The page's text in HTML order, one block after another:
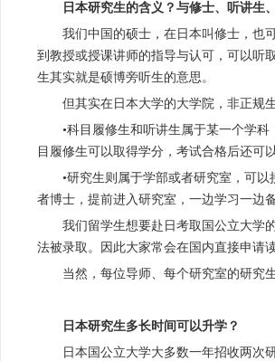
日本研究生的含义？与修士、听讲生
我们中国的硕士，在日本叫修士，也
到教授或授课讲师的指导与认可，可以听
生其实就是硕博旁听生的意思。
但其实在日本大学的大学院，非正规
•科目履修生和听讲生属于某一个学
目履修生可以取得学分，考试合格后还可
•研究生则属于学部或者研究室，可
者博士，提前进入研究室，一边学习一边
我们留学生想要赴日考取国公立大学
法被录取。因此大家常会在国内直接申请
当然，每位导师、每个研究室的研究
日本研究生多长时间可以升学？
日本国公立大学大多数一年招收两次